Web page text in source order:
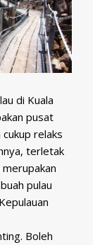
di Kuala
pusat
relaks
terletak
pulau
Boleh